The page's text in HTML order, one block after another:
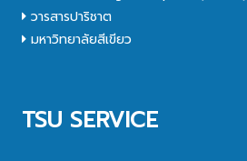
วารสารปาริชาต
มหาวิทยาลัยสีเขียว
TSU SERVICE